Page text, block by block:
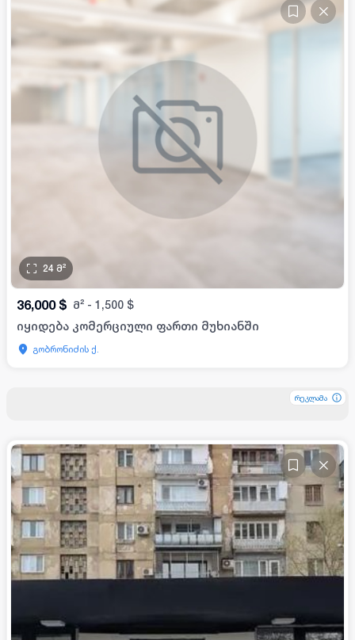
24 მ²
36,000 $ მ² - 1,500 $
იყიდება კომერციული ფართი მუხიანში
გობრონიძის ქ.
რეკლამა
რეკლამა
რეკლამა